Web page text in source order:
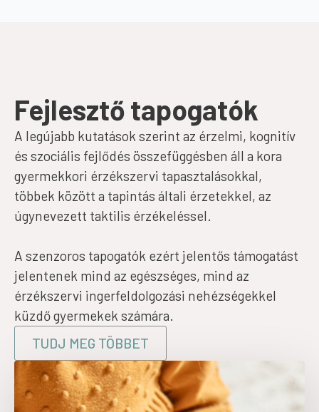
Fejlesztő tapogatók
A legújabb kutatások szerint az érzelmi, kognitív
és szociális fejlődés összefüggésben áll a kora
gyermekkori érzékszervi tapasztalásokkal,
többek között a tapintás általi érzetekkel, az
úgynevezett taktilis érzékeléssel.
A szenzoros tapogatók ezért jelentős támogatást
jelentenek mind az egészséges, mind az
érzékszervi ingerfeldolgozási nehézségekkel
küzdő gyermekek számára.
TUDJ MEG TÖBBET